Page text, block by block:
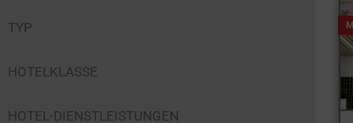
TYP
HOTELKLASSE
HOTEL-DIENSTLEISTUNGEN